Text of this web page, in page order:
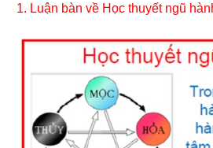
1. Luận bàn về Học thuyết ngũ